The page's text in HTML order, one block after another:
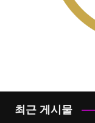
최근 게시물